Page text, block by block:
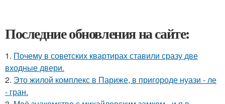
Последние обновления на сайте:
1. Почему в советских квартирах ставили сразу две
входные двери.
2. Это жилой комплекс в Париже, в пригороде нуази - ле
- гран.